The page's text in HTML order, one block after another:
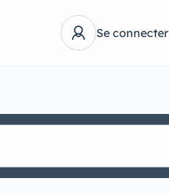
Se connecter